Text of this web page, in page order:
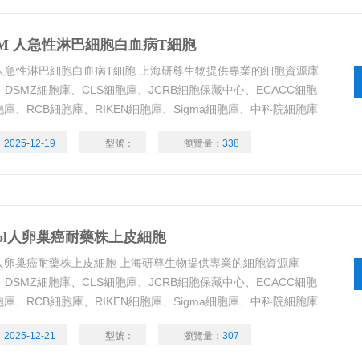
人急性淋巴細胞白血病T細胞
急性淋巴細胞白血病T細胞 上海研尊生物提供專業的細胞資源庫
DSMZ細胞庫、CLS細胞庫、JCRB細胞保藏中心、ECACC細胞
庫、RCB細胞庫、RIKEN細胞庫、Sigma細胞庫、中科院細胞庫
清晰，代數年輕，活力好
2025-12-19 型號： 瀏覽量： 338
人卵巢癌耐藥株上皮細胞
卵巢癌耐藥株上皮細胞 上海研尊生物提供專業的細胞資源庫
DSMZ細胞庫、CLS細胞庫、JCRB細胞保藏中心、ECACC細胞
庫、RCB細胞庫、RIKEN細胞庫、Sigma細胞庫、中科院細胞庫
清晰，代數年輕，活力好
2025-12-21 型號： 瀏覽量： 307